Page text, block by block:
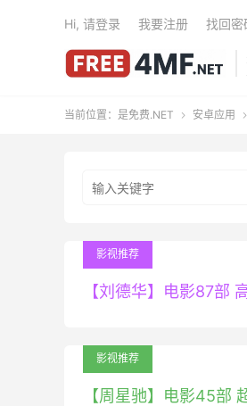
Hi, 请登录 我要注册 找回密
当前位置： 是免费.NET  安卓应用 
影视推荐
【刘德华】电影87部
影视推荐
【周星驰】电影45部